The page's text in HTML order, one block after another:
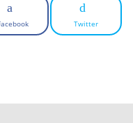
Twitter